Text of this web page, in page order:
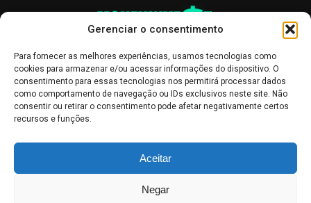
Gerenciar o consentimento
Para fornecer as melhores experiências, usamos tecnologias como
cookies para armazenar e/ou acessar informações do dispositivo. O
consentimento para essas tecnologias nos permitirá processar dados
como comportamento de navegação ou IDs exclusivos neste site. Não
consentir ou retirar o consentimento pode afetar negativamente certos
recursos e funções.
Aceitar
Negar
informativo, servindo como boletins de divulgação, e não devem ser
interpretadas como recomendações de investimento.Leia mais
Bolsa de Valores